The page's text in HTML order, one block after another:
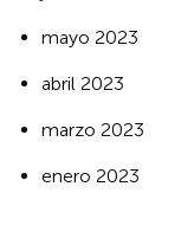
mayo 2023
abril 2023
marzo 2023
enero 2023